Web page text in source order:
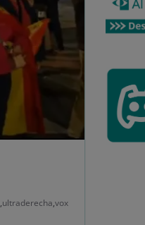
,ultraderecha,vox